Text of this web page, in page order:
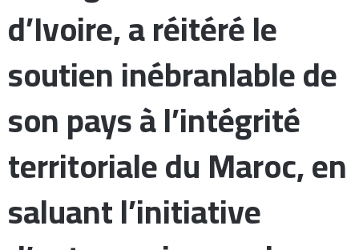
d’Ivoire, a réitéré le
soutien inébranlable de
son pays à l’intégrité
territoriale du Maroc, en
saluant l’initiative